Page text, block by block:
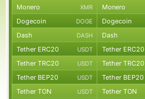
Monero XMR Monero
Dogecoin DOGE Dogecoin
Dash DASH Dash
Tether ERC20 USDT Tether ERC20
Tether TRC20 USDT Tether TRC20
Tether BEP20 USDT Tether BEP20
Tether TON USDT Tether TON